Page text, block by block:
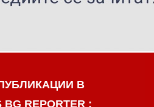
В
BG REPORTER :